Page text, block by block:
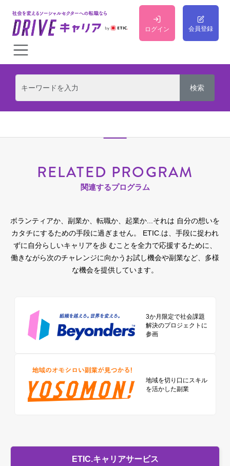
ログイン 会員登録
RELATED PROGRAM
関連するプログラム
ボランティアか、副業か、転職か、起業か...それは 自分の想いを
カタチにするための手段に過ぎません。
ETIC.は、手段に捉われ
ずに自分らしいキャリアを歩 むことを全力で応援するために、
働きながら次のチャレンジに向かうお試し機会や副業など、多様
な機会を提供しています。
3か月限定で社会課題
解決のプロジェクトに
参画
地域を切り口に スキル
を活かした副業
ETIC.キャリアサービス